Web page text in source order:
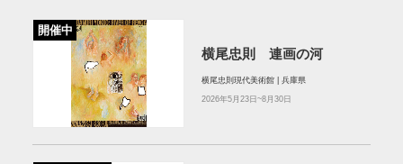
開催中
横尾忠則 連画の河
横尾忠則現代美術館 | 兵庫県
2026年5月23日~8月30日